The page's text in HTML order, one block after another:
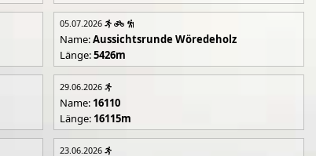
05.07.2026
Name:Aussichtsrunde Wöredeholz
Länge:5426m
29.06.2026
Name: 16110
Länge: 16115m
23.06.2026